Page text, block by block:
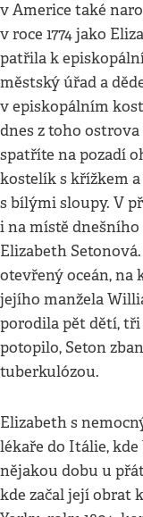
v Americe také
v roce 1774 jako
patřila k
městský úřad a
v episkopálním
dnes z toho
spatříte na pozadí
kostelík s křížkem
s bílými sloupy. V
i na místě
Elizabeth
otevřený oceán, na
jejího manžela
porodila pět dětí, tři
potopilo, Seton
tuberkulózou.
Elizabeth s
lékaře do Itálie,
nějakou dobu u
kde začal její obrat